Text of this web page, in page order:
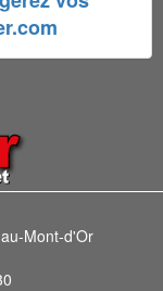
Mont-d'Or